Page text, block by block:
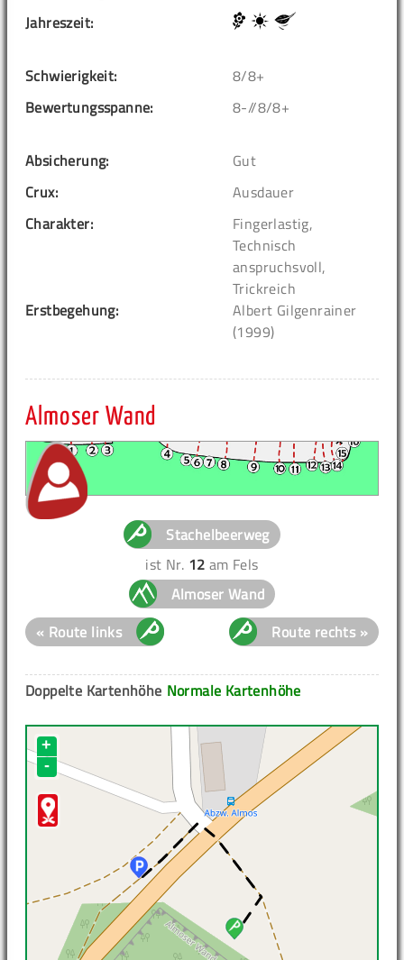
Jahreszeit:
Schwierigkeit:
8/8+
Bewertungsspanne:
8-//8/8+
Absicherung:
Gut
Crux:
Ausdauer
Charakter:
Fingerlastig,
Technisch
anspruchsvoll,
Trickreich
Erstbegehung:
Albert Gilgenrainer
(1999)
Almoser Wand
Stachelbeerweg
ist Nr. 12 am Fels
Almoser Wand
« Route links
Route rechts »
Normale Kartenhöhe
Doppelte Kartenhöhe
+
-